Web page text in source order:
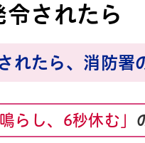
されたら
れたら、消防署
らし、6秒休む」